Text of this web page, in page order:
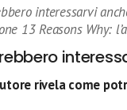
interessarvi
13 Reasons Why:
rivela come